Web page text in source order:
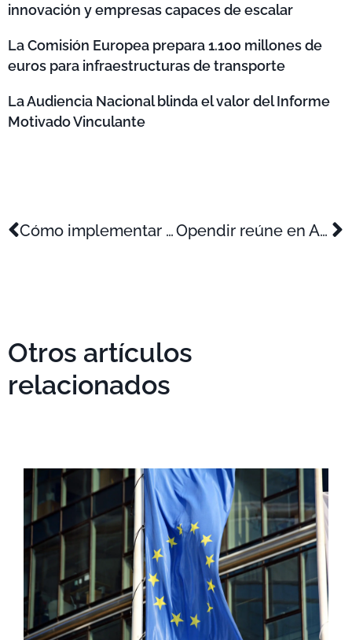
innovación y empresas capaces de escalar
La Comisión Europea prepara 1.100 millones de
euros para infraestructuras de transporte
La Audiencia Nacional blinda el valor del Informe
Motivado Vinculante
Cómo implementar un ‘tax lease’ por I+D+i y cumplir los requisitos legales clave Opendir reúne en Alicante a más de 1.200 profesionales del ecosistema empresarial innovador
Otros artículos
relacionados